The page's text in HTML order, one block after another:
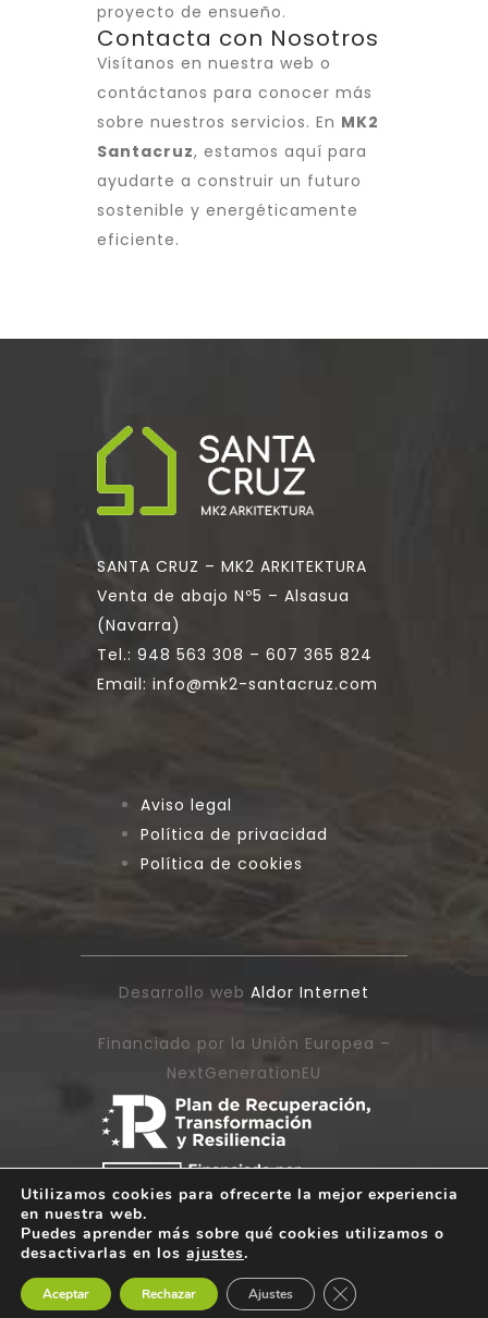
proyecto de ensueño.
Contacta con Nosotros
Visítanos en nuestra web o
contáctanos para conocer más
sobre nuestros servicios. En MK2
Santacruz, estamos aquí para
ayudarte a construir un futuro
sostenible y energéticamente
eficiente.
SANTA CRUZ – MK2 ARKITEKTURA
Venta de abajo Nº5 – Alsasua
(Navarra)
Tel.: 948 563 308 – 607 365 824
Email: info@mk2-santacruz.com
Aviso legal
Política de privacidad
Política de cookies
Desarrollo web Aldor Internet
Financiado por la Unión Europea –
NextGenerationEU
Utilizamos cookies para ofrecerte la mejor experiencia
en nuestra web.
Puedes aprender más sobre qué cookies utilizamos o
desactivarlas en los ajustes.
Aceptar Rechazar Ajustes Cerrar el banner de